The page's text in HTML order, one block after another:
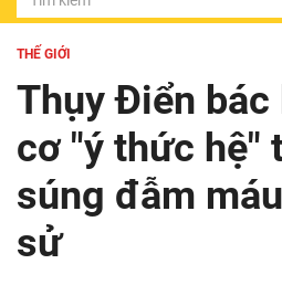
THẾ GIỚI
Thụy Điển bác
cơ "ý thức hệ"
súng đẫm
sử